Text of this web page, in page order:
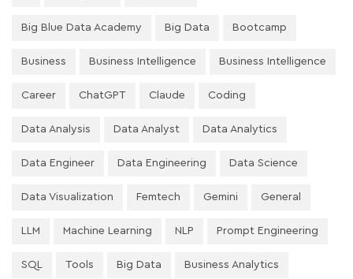
Big Blue Data Academy Big Data Bootcamp
Business Business Intelligence Business Intelligence
Career ChatGPT Claude Coding
Data Analysis Data Analyst Data Analytics
Data Engineer Data Engineering Data Science
Data Visualization Femtech Gemini General
LLM Machine Learning NLP Prompt Engineering
SQL Tools Big Data Business Analytics